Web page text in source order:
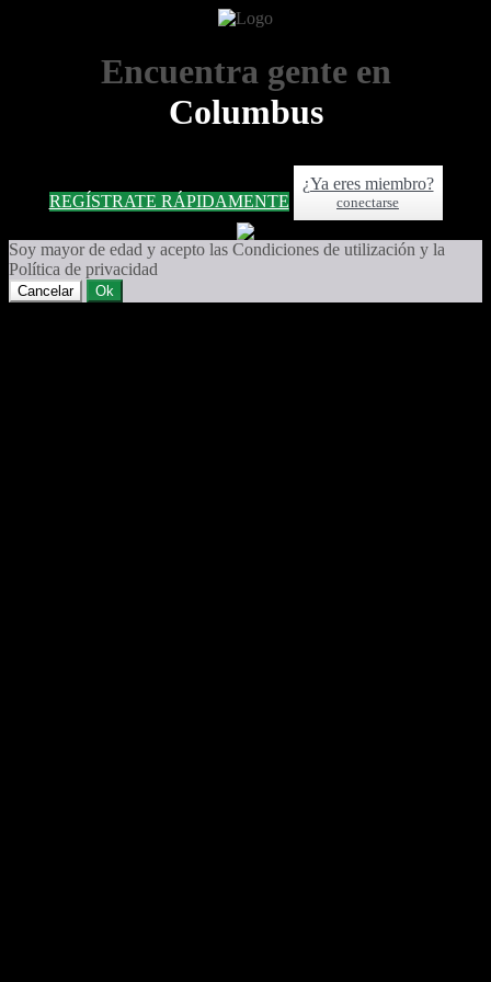
Encuentra gente en
Columbus
REGÍSTRATE RÁPIDAMENTE
¿Ya eres miembro?
conectarse
Soy mayor de edad y acepto las Condiciones de utilización y la
Política de privacidad
Cancelar Ok